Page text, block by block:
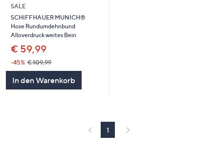
SALE
SCHIFFHAUER MUNICH®
Hose Rundumdehnbund
Alloverdruck weites Bein
€ 59,99
-45% € 109,99
In den Warenkorb
1